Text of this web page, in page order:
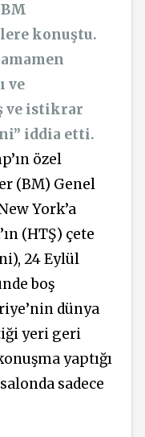
konuştu.
ve
ve istikrar
iddia etti.
özel
(BM) Genel
York’a
(HTŞ) çete
24 Eylül
boş
dünya
yeri geri
yaptığı
sadece